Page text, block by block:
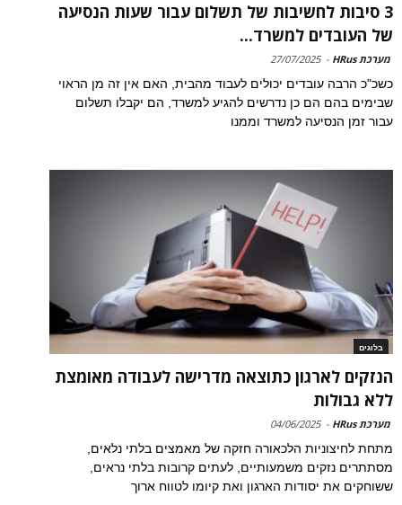
3 סיבות לחשיבות של תשלום עבור שעות הנסיעה
של העובדים למשרד...
מערכת HRus -
27/07/2025
כשכ"כ הרבה עובדים יכולים לעבוד מהבית, האם אין זה מן הראוי
שבימים בהם הם כן נדרשים להגיע למשרד, הם יקבלו תשלום
עבור זמן הנסיעה למשרד וממנו
בלוגים
הנזקים לארגון כתוצאה מדרישה לעבודה מאומצת
ללא גבולות
מערכת HRus -
04/06/2025
מתחת לחיצוניות הלכאורה חזקה של מאמצים בלתי נלאים,
מסתתרים נזקים משמעותיים, לעתים קרובות בלתי נראים,
ששוחקים את יסודות הארגון ואת קיומו לטווח ארוך